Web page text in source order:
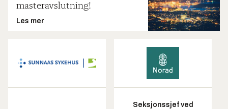
masteravslutning!
Les mer
Seksjonssjef ved